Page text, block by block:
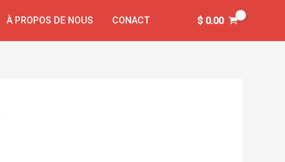
À PROPOS DE NOUS CONACT $0.00